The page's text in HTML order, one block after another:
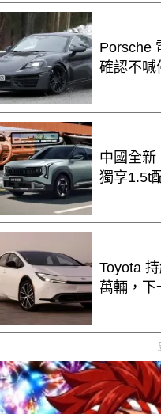
Porsche
確認不喊
中國全新
獨享1.5t
Toyota
萬輛，下